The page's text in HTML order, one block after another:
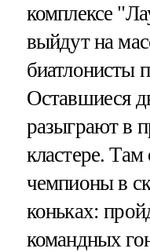
комплексе
выйдут на
биатлонисты
Оставшиеся
разыграют в
кластере. Там
чемпионы в
коньках:
командных